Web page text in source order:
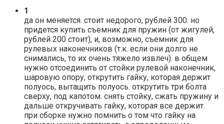
1
да он меняется. стоит недорого, рублей 300. но
придется купить съемник для пружин (от жигулей,
рублей 200 стоит), и, возможно, съемник для
рулевых наконечников (т.к. если они долго не
снимались, то их очень тяжело извлеч). в общем
нужно отсоединить от стойки рулевой наконечник,
шаровую опору, открутить гайку, которая держит
полуось, вытащить полуось. открутить три болта
сверху, под капотом. снять стойку, сжать пружину и
дальше откручивать гайку, которая все держит.
при сборке нужно помнить о том что гайку на